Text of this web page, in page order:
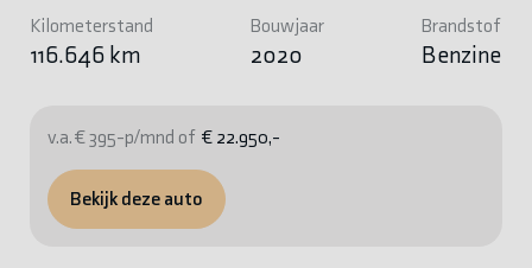
Kilometerstand
116.646 km
Bouwjaar
2020
Brandstof
Benzine
v.a. € 395-p/mnd of € 22.950,-
Bekijk deze auto